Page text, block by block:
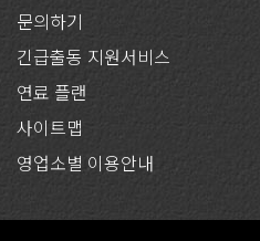
문의하기
긴급출동 지원서비스
연료 플랜
사이트맵
영업소별 이용안내